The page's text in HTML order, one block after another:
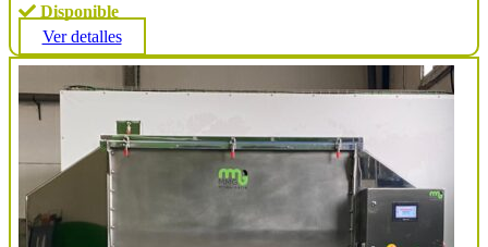
Disponible
Ver detalles